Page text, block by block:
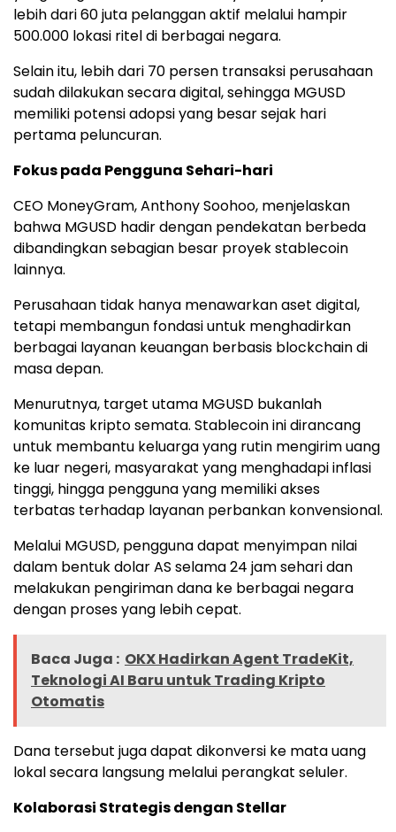
lebih dari 60 juta pelanggan aktif melalui hampir
500.000 lokasi ritel di berbagai negara.
Selain itu, lebih dari 70 persen transaksi perusahaan
sudah dilakukan secara digital, sehingga MGUSD
memiliki potensi adopsi yang besar sejak hari
pertama peluncuran.
Fokus pada Pengguna Sehari-hari
CEO MoneyGram, Anthony Soohoo, menjelaskan
bahwa MGUSD hadir dengan pendekatan berbeda
dibandingkan sebagian besar proyek stablecoin
lainnya.
Perusahaan tidak hanya menawarkan aset digital,
tetapi membangun fondasi untuk menghadirkan
berbagai layanan keuangan berbasis blockchain di
masa depan.
Menurutnya, target utama MGUSD bukanlah
komunitas kripto semata. Stablecoin ini dirancang
untuk membantu keluarga yang rutin mengirim uang
ke luar negeri, masyarakat yang menghadapi inflasi
tinggi, hingga pengguna yang memiliki akses
terbatas terhadap layanan perbankan konvensional.
Melalui MGUSD, pengguna dapat menyimpan nilai
dalam bentuk dolar AS selama 24 jam sehari dan
melakukan pengiriman dana ke berbagai negara
dengan proses yang lebih cepat.
Baca Juga : OKX Hadirkan Agent TradeKit,
Teknologi AI Baru untuk Trading Kripto
Otomatis
Dana tersebut juga dapat dikonversi ke mata uang
lokal secara langsung melalui perangkat seluler.
Kolaborasi Strategis dengan Stellar